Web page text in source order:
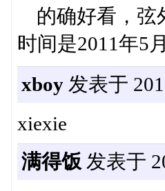
的确好看，弦
时间是2011年5
xboy发表于
xiexie
满得饭 发表于